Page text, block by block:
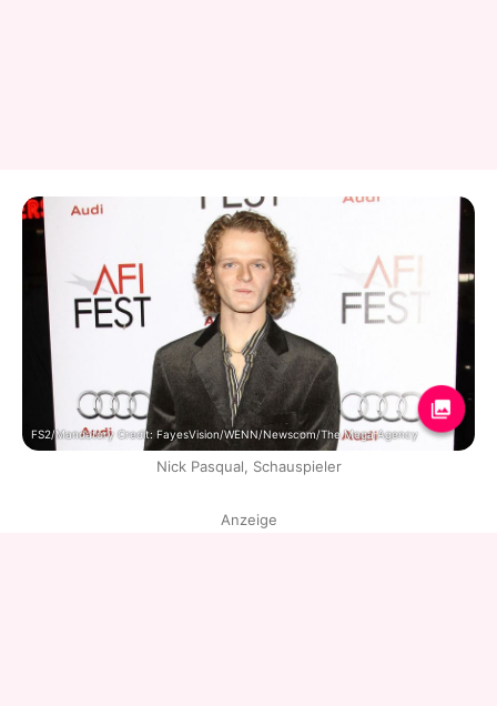
FS2/Mandatory Credit: FayesVision/WENN/Newscom/The Mega Agency
Nick Pasqual, Schauspieler
Anzeige